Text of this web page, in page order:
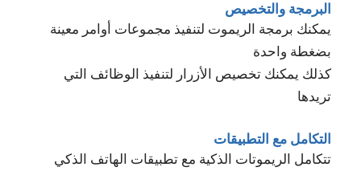
البرمجة والتخصيص
يمكنك برمجة الريموت لتنفيذ مجموعات أوامر معينة
بضغطة واحدة
كذلك يمكنك تخصيص الأزرار لتنفيذ الوظائف التي
تريدها
التكامل مع التطبيقات
تتكامل الريموتات الذكية مع تطبيقات الهاتف الذكي